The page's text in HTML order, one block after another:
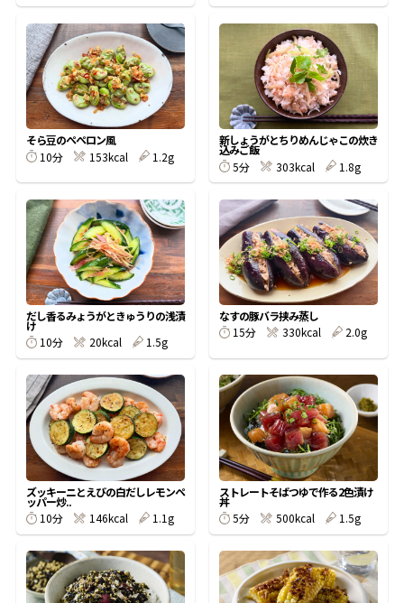
『踊り節』
鰹節屋の
だしパック
商品情報一覧
おすすめサイト
新鮮一番
そら豆のぺぺロン風
10分
153kcal 1.2g
新しょうがとちりめんじゃこの炊き
込みご飯
5分
303kcal 1.8g
だし香るみょうがときゅうりの浅漬
け
10分
20kcal 1.5g
なすの豚バラ挟み蒸し
15分
330kcal 2.0g
ズッキーニとえびの白だしレモンペ
ッパー炒..
10分
146kcal 1.1g
ストレートそばつゆで作る2色漬け
丼
5分
500kcal 1.5g